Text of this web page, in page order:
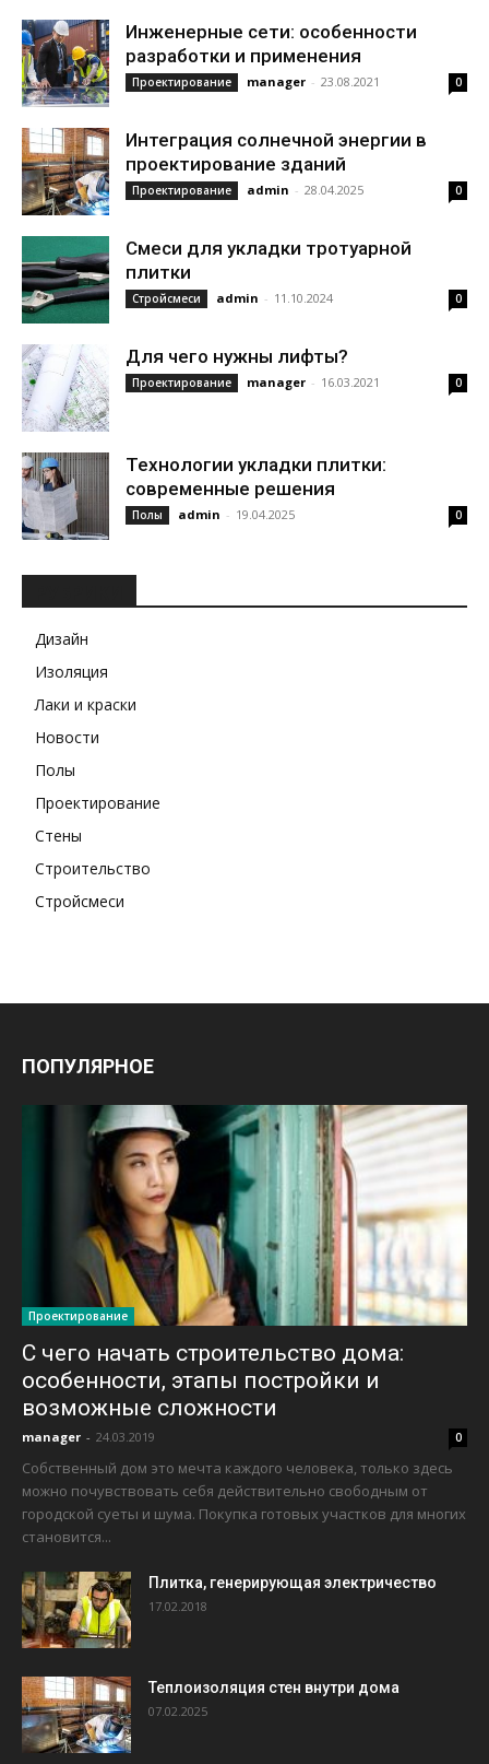
Инженерные сети: особенности
разработки и применения
Проектирование manager - 23.08.2021 0
Интеграция солнечной энергии в
проектирование зданий
Проектирование admin - 28.04.2025 0
Смеси для укладки тротуарной
плитки
Стройсмеси admin - 11.10.2024 0
Для чего нужны лифты?
Проектирование manager - 16.03.2021 0
Технологии укладки плитки:
современные решения
Полы admin - 19.04.2025 0
Дизайн
Изоляция
Лаки и краски
Новости
Полы
Проектирование
Стены
Строительство
Стройсмеси
ПОПУЛЯРНОЕ
Проектирование
С чего начать строительство дома:
особенности, этапы постройки и
возможные сложности
manager - 24.03.2019 0
Собственный дом это мечта каждого человека, только здесь
можно почувствовать себя действительно свободным от
городской суеты и шума. Покупка готовых участков для многих
становится...
Плитка, генерирующая электричество
17.02.2018
Теплоизоляция стен внутри дома
07.02.2025